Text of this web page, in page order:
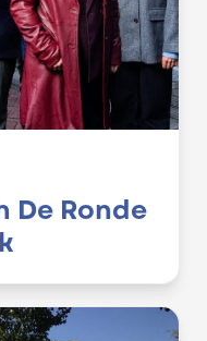
De Ronde